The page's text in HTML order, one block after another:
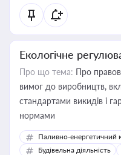
Екологічне
Про що тема: Про
вимог до виробництв,
стандартами викидів і
нормами
Паливно-енергетичний
Будівельна діяльність